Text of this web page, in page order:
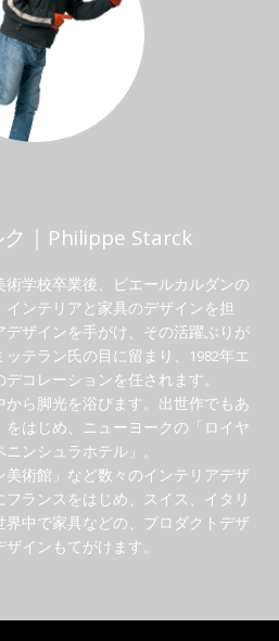
｜Philippe Starck
学校卒業後、ピエールカルダンの
ンテリアと家具のデザインを担
ザインを手がけ、その活躍ぶりが
テラン氏の目に留まり、1982年エ
コレーションを任されます。
ら脚光を浴びます。出世作でもあ
はじめ、ニューヨークの「ロイヤ
ンシュラホテル」。
術館」など数々のインテリアデザ
ランスをはじめ、スイス、イタリ
中で家具などの、プロダクトデザ
インもてがけます。